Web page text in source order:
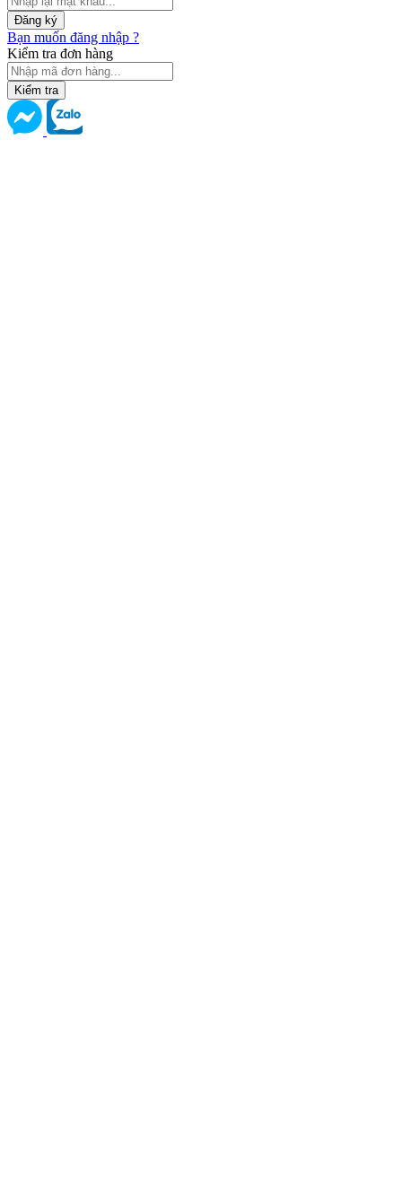
Đăng ký
Bạn muốn đăng nhập ?
Kiểm tra đơn hàng
Kiểm tra